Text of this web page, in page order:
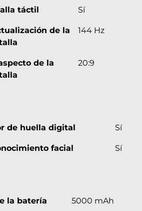
táctil Sí
de la
144 Hz
de la
20:9
de huella digital Sí
facial Sí
la batería 5000 mAh